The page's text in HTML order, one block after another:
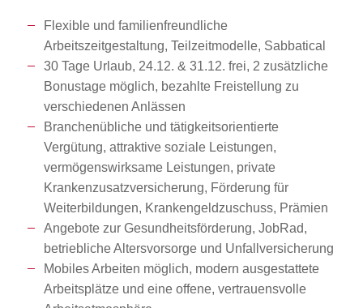
Flexible und familienfreundliche
Arbeitszeitgestaltung, Teilzeitmodelle, Sabbatical
30 Tage Urlaub, 24.12. & 31.12. frei, 2 zusätzliche
Bonustage möglich, bezahlte Freistellung zu
verschiedenen Anlässen
Branchenübliche und tätigkeitsorientierte
Vergütung, attraktive soziale Leistungen,
vermögenswirksame Leistungen, private
Krankenzusatzversicherung, Förderung für
Weiterbildungen, Krankengeldzuschuss, Prämien
Angebote zur Gesundheitsförderung, JobRad,
betriebliche Altersvorsorge und Unfallversicherung
Mobiles Arbeiten möglich, modern ausgestattete
Arbeitsplätze und eine offene, vertrauensvolle